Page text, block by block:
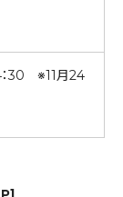
：30 ※11月24